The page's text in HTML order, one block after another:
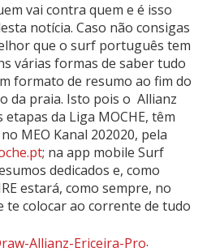
vai contra quem e é isso
notícia. Caso não consigas
que o surf português tem
várias formas de saber tudo
formato de resumo ao fim do
da praia. Isto pois o Allianz
da Liga MOCHE, têm
MEO Kanal 202020, pela
; na app mobile Surf
dedicados e, como
estará, como sempre, no
te colocar ao corrente de tudo
.